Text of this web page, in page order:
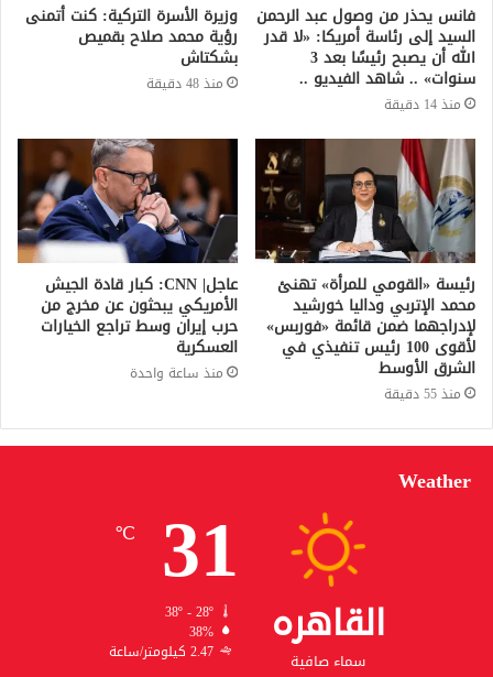
فانس يحذر من وصول عبد الرحمن
السيد إلى رئاسة أمريكا: «لا قدر
الله أن يصبح رئيسًا بعد 3
سنوات» .. شاهد الفيديو ..
منذ 14 دقيقة
وزيرة الأسرة التركية: كنت أتمنى
رؤية محمد صلاح بقميص
بشكتاش
منذ 48 دقيقة
رئيسة «القومي للمرأة» تهنئ
محمد الإتربي وداليا خورشيد
لإدراجهما ضمن قائمة «فوربس»
لأقوى 100 رئيس تنفيذي في
الشرق الأوسط
منذ 55 دقيقة
عاجل| CNN: كبار قادة الجيش
الأمريكي يبحثون عن مخرج من
حرب إيران وسط تراجع الخيارات
العسكرية
منذ ساعة واحدة
Weather
القاهره
سماء صافية
31
℃
38º - 28º
38%
2.47 كيلومتر/ساعة